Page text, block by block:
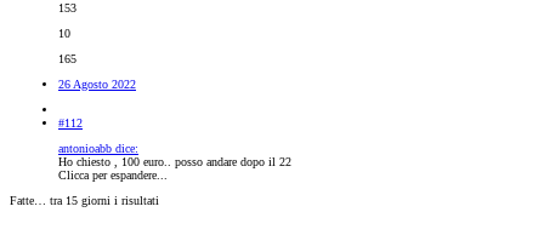
153
10
165
26 Agosto 2022
#112
antonioabb dice:
Ho chiesto , 100 euro.. posso andare dopo il 22
Clicca per espandere...
Fatte… tra 15 giorni i risultati